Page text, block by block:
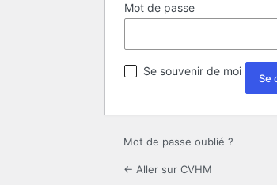
Mot de passe
Se souvenir de moi
Mot de passe oublié ?
← Aller sur CVHM